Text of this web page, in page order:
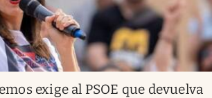
exige al PSOE que devuelva